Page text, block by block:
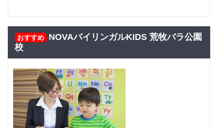
7,480 円(税込) / 月
回数：4 / 1セッション40分
Class5 小学生 8,000円(税込) / 月
回数：4 / 1セッション40分
Class4 小学
生
グループレッスン
8,500円(税込) / 月
おすすめ
NOVAバイリンガルKIDS 荒牧バラ公園
校